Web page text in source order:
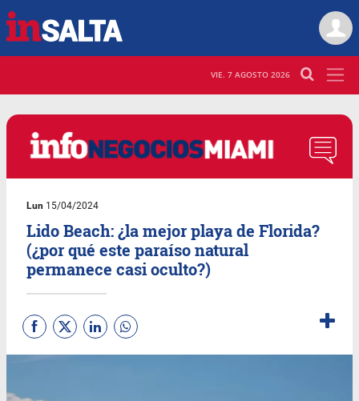
VIE. 7 AGOSTO 2026
Lun 15/04/2024
Lido Beach: ¿la mejor playa de Florida?
(¿por qué este paraíso natural
permanece casi oculto?)